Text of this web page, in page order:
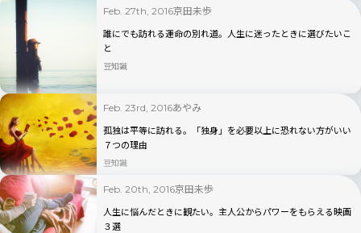
Feb. 27th, 2016京田未歩
誰にでも訪れる運命の別れ道。人生に迷ったときに選びたいこ
と
豆知識
Feb. 23rd, 2016あやみ
孤独は平等に訪れる。「独身」を必要以上に恐れない方がいい
７つの理由
豆知識
Feb. 20th, 2016京田未歩
人生に悩んだときに観たい。主人公からパワーをもらえる映画
３選